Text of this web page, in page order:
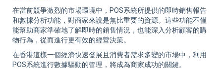
在當前競爭激烈的市場環境中，POS系統所提供的即時銷售報告
和數據分析功能，對商家來說是無比重要的資源。這些功能不僅
能幫助商家準確地了解即時的銷售情況，也能深入分析顧客的購
物行為，從而進行更有效的經營決策。
在香港這樣一個經濟快速發展且消費者需求多變的市場中，利用
POS系統進行數據驅動的管理，將成為商家成功的關鍵。